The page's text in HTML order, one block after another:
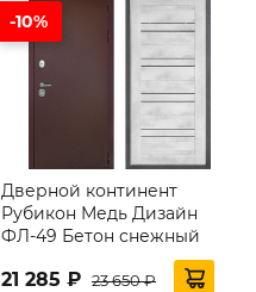
-10%
Дверной континент
Рубикон Медь Дизайн
ФЛ-49 Бетон снежный
21 285 ₽ 23 650 ₽